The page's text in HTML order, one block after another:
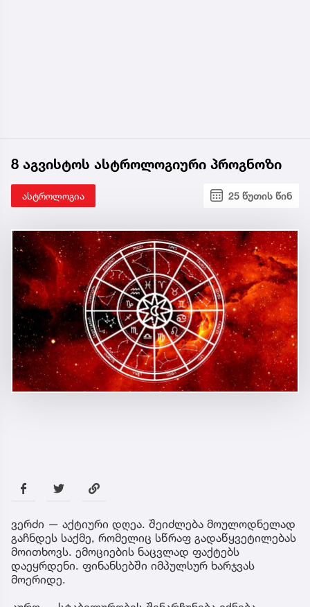
8 აგვისტოს ასტროლოგიური პროგნოზი
ასტროლოგია 25 წუთის წინ
ვერძი — აქტიური დღეა. შეიძლება მოულოდნელად
გაჩნდეს საქმე, რომელიც სწრაფ გადაწყვეტილებას
მოითხოვს. ემოციების ნაცვლად ფაქტებს
დაეყრდენი. ფინანსებში იმპულსურ ხარჯვას
მოერიდე.